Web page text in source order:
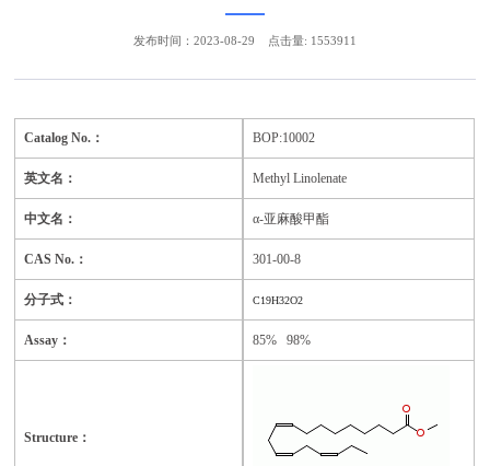
Catalog No.： BOP:10002
英文名： Methyl Linolenate
中文名： α-亚麻酸甲酯
CAS No.： 301-00-8
分子式： C19H32O2
Assay： 85% 98%
Structure：